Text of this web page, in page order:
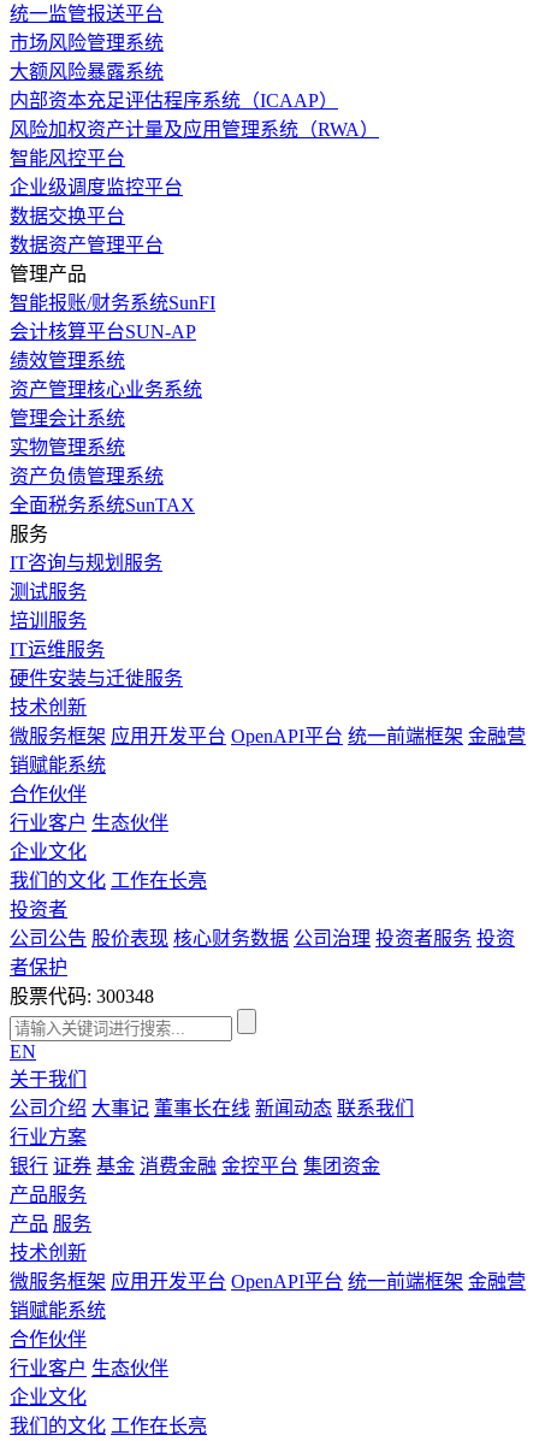
统一监管报送平台
市场风险管理系统
大额风险暴露系统
内部资本充足评估程序系统（ICAAP）
风险加权资产计量及应用管理系统（RWA）
智能风控平台
企业级调度监控平台
数据交换平台
数据资产管理平台
管理产品
智能报账/财务系统SunFI
会计核算平台SUN-AP
绩效管理系统
资产管理核心业务系统
管理会计系统
实物管理系统
资产负债管理系统
全面税务系统SunTAX
服务
IT咨询与规划服务
测试服务
培训服务
IT运维服务
硬件安装与迁徙服务
技术创新
微服务框架 应用开发平台 OpenAPI平台 统一前端框架 金融营
销赋能系统
合作伙伴
行业客户 生态伙伴
企业文化
我们的文化 工作在长亮
投资者
公司公告 股价表现 核心财务数据 公司治理 投资者服务 投资
者保护
股票代码: 300348
EN
关于我们
公司介绍 大事记 董事长在线 新闻动态 联系我们
行业方案
银行 证券 基金 消费金融 金控平台 集团资金
产品服务
产品 服务
技术创新
微服务框架 应用开发平台 OpenAPI平台 统一前端框架 金融营
销赋能系统
合作伙伴
行业客户 生态伙伴
企业文化
我们的文化 工作在长亮